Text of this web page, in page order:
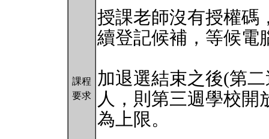
課程
要求
授課老師沒有授權碼
續登記候補，等候電
加退選結束之後(第
人，則第三週學校開
為上限。